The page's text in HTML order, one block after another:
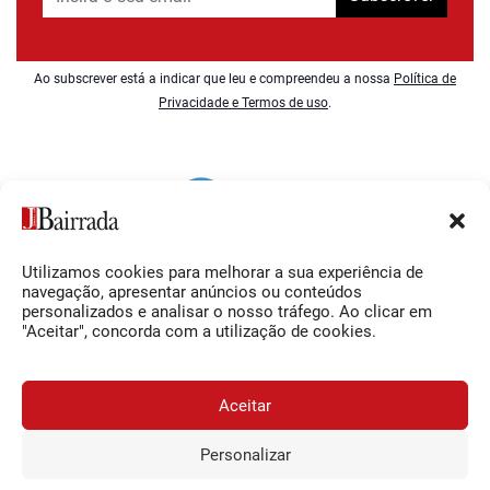
Utilizamos cookies para melhorar a sua experiência de
navegação, apresentar anúncios ou conteúdos
personalizados e analisar o nosso tráfego. Ao clicar em
"Aceitar", concorda com a utilização de cookies.
Aceitar
Personalizar
Ao subscrever está a indicar que leu e compreendeu a nossa Política de
Privacidade e Termos de uso.
Siga-nos
Facebook
O Jornal da Bairrada
Contactos
Termos e Condições